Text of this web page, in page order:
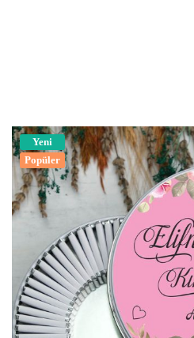
Yeni
Popüler